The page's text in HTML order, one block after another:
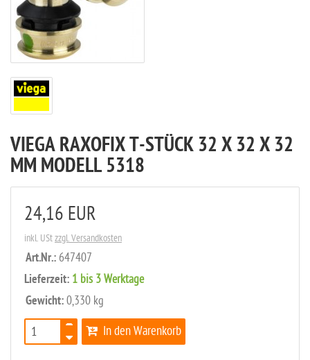
VIEGA RAXOFIX T-STÜCK 32 X 32 X 32
MM MODELL 5318
24,16 EUR
inkl. UStzzgl. Versandkosten
Art.Nr.: 647407
Lieferzeit: 1 bis 3 Werktage
Gewicht: 0,330 kg
In den Warenkorb